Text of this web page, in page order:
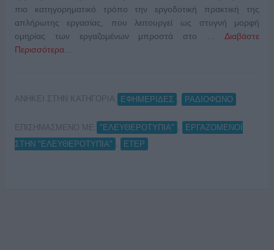
πιο κατηγορηματικό τρόπο την εργοδοτική πρακτική της
απλήρωτης εργασίας, που λειτουργεί ως στυγνή μορφή
ομηρίας των εργαζομένων μπροστά στο …Διαβάστε
Περισσότερα...
ΑΝΗΚΕΙ ΣΤΗΝ ΚΑΤΗΓΟΡΙΑ: ΕΦΗΜΕΡΙΔΕΣ ΡΑΔΙΟΦΩΝΟ
ΕΠΙΣΗΜΑΣΜΕΝΟ ΜΕ: "ΕΛΕΥΘΕΡΟΤΥΠΙΑ"
ΕΡΓΑΖΟΜΕΝΟΙ
ΣΤΗΝ "ΕΛΕΥΘΕΡΟΤΥΠΙΑ"
ΕΤΕΡ